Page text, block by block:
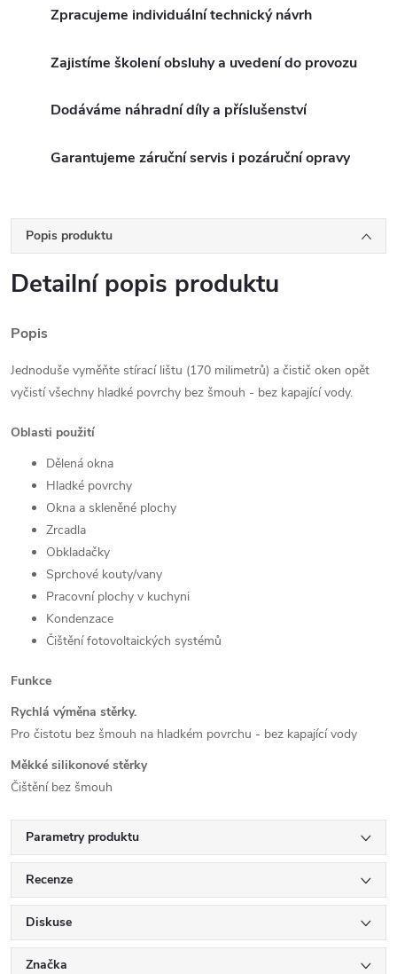
Zpracujeme individuální technický návrh
Zajistíme školení obsluhy a uvedení do provozu
Dodáváme náhradní díly a příslušenství
Garantujeme záruční servis i pozáruční opravy
Popis produktu
Detailní popis produktu
Popis
Jednoduše vyměňte stírací lištu (170 milimetrů) a čistič oken opět
vyčistí všechny hladké povrchy bez šmouh - bez kapající vody.
Oblasti použití
Dělená okna
Hladké povrchy
Okna a skleněné plochy
Zrcadla
Obkladačky
Sprchové kouty/vany
Pracovní plochy v kuchyni
Kondenzace
Čištění fotovoltaických systémů
Funkce
Rychlá výměna stěrky.
Pro čistotu bez šmouh na hladkém povrchu - bez kapající vody
Měkké silikonové stěrky
Čištění bez šmouh
Parametry produktu
Recenze
Diskuse
Značka